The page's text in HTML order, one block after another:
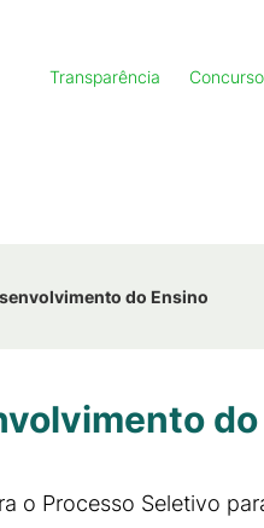
Transparência
do Ensino
o Processo Seletivo